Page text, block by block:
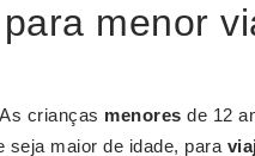
menor
crianças menores de 12
seja maior de idade, para